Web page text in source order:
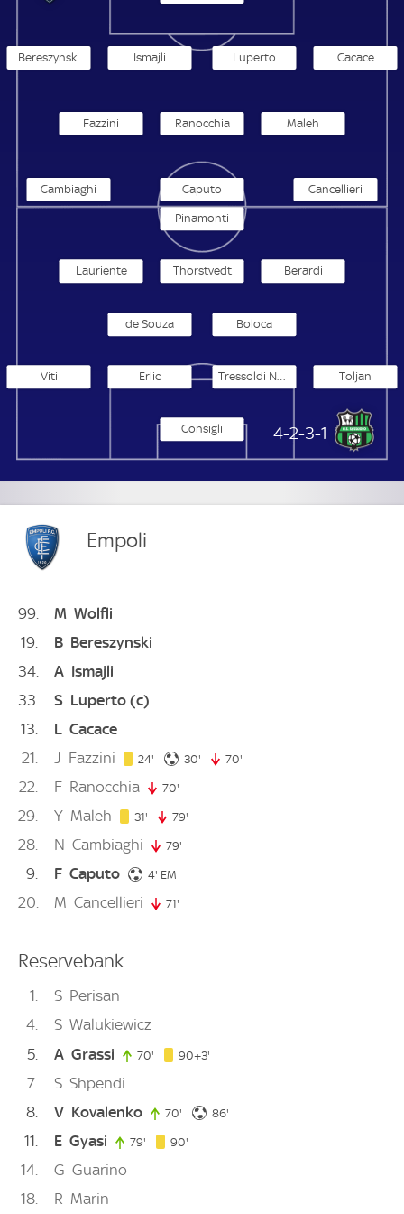
Bereszynski Ismajli Luperto Cacace
Fazzini Ranocchia Maleh
Cambiaghi Caputo Cancellieri
US Sassuolo Calcio
4-2-3-1
Consigli
Toljan
Erlic
Viti
Boloca
de Souza
Berardi
Thorstvedt
Lauriente
Pinamonti
Empoli
99 M Wolfli
19
B Bereszynski
34
A Ismajli
33
S Luperto (c)
13
L Cacace
21
J Fazzini 24' 24. minute
30' 30. minute
70'
22 F Ranocchia 70'
29 Y Maleh 31' 31. minute
79'
28 N Cambiaghi 79'
9 F Caputo 4' 4. minute
EM
20 M Cancellieri 71'
Reservebank
1 S Perisan
4
S Walukiewicz
5
A Grassi 70' 70. minute
90+3'
7 S Shpendi
8
V Kovalenko 70' 70. minute
86'
11 E Gyasi 79' 79. minute
90'
14 G Guarino
18
R Marin